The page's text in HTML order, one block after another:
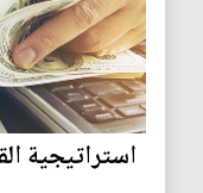
استراتيجية